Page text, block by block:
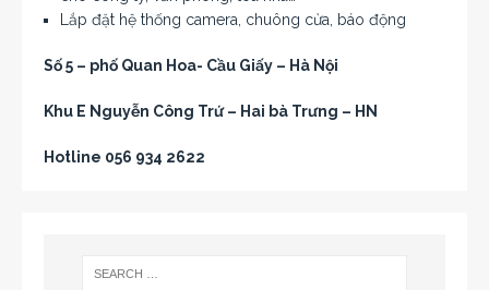
Lắp đặt hệ thống camera, chuông cửa, báo động
Số 5 – phố Quan Hoa- Cầu Giấy – Hà Nội
Khu E Nguyễn Công Trứ – Hai bà Trưng – HN
Hotline 056 934 2622